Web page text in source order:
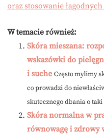
oraz stosowanie
W temacie również:
Skóra mieszana:
wskazówki do
i suche Często mylimy
co prowadzi do
skutecznego dbania o
Skóra normalna w
równowagę i zdrowy